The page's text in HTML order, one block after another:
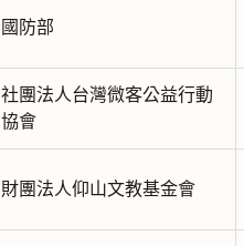
國防部
社團法人台灣微客公益行動
協會
財團法人仰山文教基金會